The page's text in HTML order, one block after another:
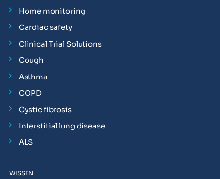
Home monitoring
Cardiac safety
Clinical Trial Solutions
Cough
Asthma
COPD
Cystic fibrosis
Interstitial lung disease
ALS
WISSEN